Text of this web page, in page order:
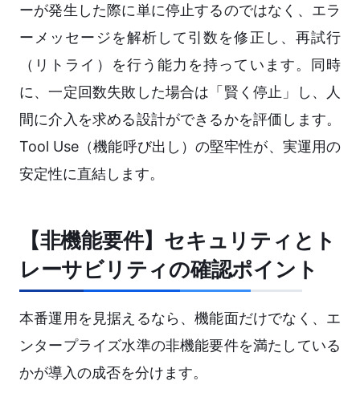
ーが発生した際に単に停止するのではなく、エラ
ーメッセージを解析して引数を修正し、再試行
（リトライ）を行う能力を持っています。同時
に、一定回数失敗した場合は「賢く停止」し、人
間に介入を求める設計ができるかを評価します。
Tool Use（機能呼び出し）の堅牢性が、実運用の
安定性に直結します。
【非機能要件】セキュリティとト
レーサビリティの確認ポイント
本番運用を見据えるなら、機能面だけでなく、エ
ンタープライズ水準の非機能要件を満たしている
かが導入の成否を分けます。